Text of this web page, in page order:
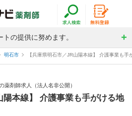
の提供に努めます。
明石市 【兵庫県明石市／JR山陽本線】 介護事業も
薬剤師求人（法人名非公開）
陽本線】 介護事業も手がける地